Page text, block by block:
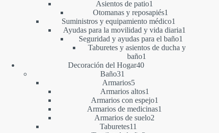
Asientos de patio1
producto
Otomanas y reposapiés1
producto
Suministros y equipamiento médico1
producto
Ayudas para la movilidad y vida diaria1
Seguridad y ayudas para el baño1
producto
Taburetes y asientos de ducha y
baño1
Decoración del Hogar4040
Baño31
productos
Armarios55
productos
Armarios altos1
producto
Armarios con espejo1
producto
Armarios de medicinas1
Armarios de suelo2
Taburetes11